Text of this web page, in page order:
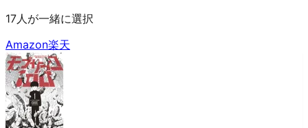
17人が一緒に選択
Amazon楽天